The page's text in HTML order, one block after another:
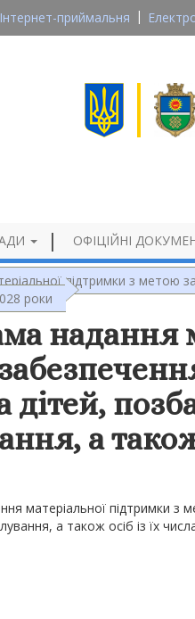
Інтернет-приймальня
ОФІЦІЙНІ
підтримки з метою
роки
надання
дітей,
а
матеріальної підтримки з
а також осіб із їх